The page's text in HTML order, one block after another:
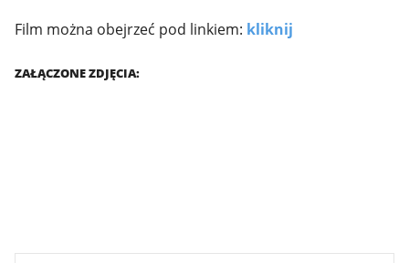
Film można obejrzeć pod linkiem: kliknij
ZAŁĄCZONE ZDJĘCIA: